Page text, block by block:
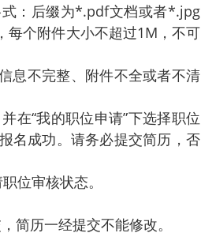
：后缀为*.pdf文档或者*.jpg
每个附件大小不超过1M，不可
息不完整、附件不全或者不清
在“我的职位申请”下选择职位
名成功。请务必提交简历，否
位审核状态。
简历一经提交不能修改。